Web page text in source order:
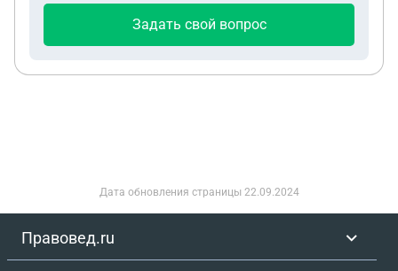
за это, если мне нет 18 лет?
Задать свой вопрос
Дата обновления страницы 22.09.2024
Правовед.ru